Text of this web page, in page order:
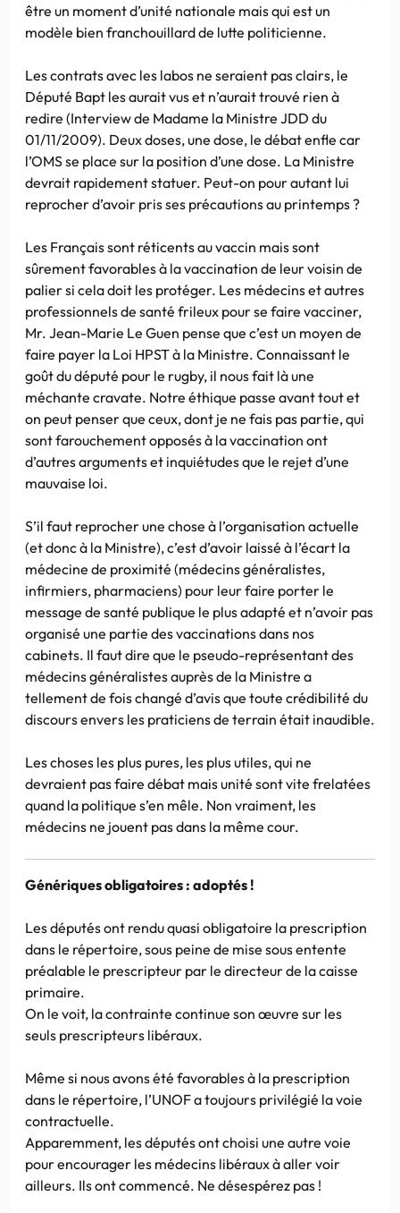
être un moment d’unité nationale mais qui est un
modèle bien franchouillard de lutte politicienne.
Les contrats avec les labos ne seraient pas clairs, le
Député Bapt les aurait vus et n’aurait trouvé rien à
redire (Interview de Madame la Ministre JDD du
01/11/2009). Deux doses, une dose, le débat enfle car
l’OMS se place sur la position d’une dose. La Ministre
devrait rapidement statuer. Peut-on pour autant lui
reprocher d’avoir pris ses précautions au printemps ?
Les Français sont réticents au vaccin mais sont
sûrement favorables à la vaccination de leur voisin de
palier si cela doit les protéger. Les médecins et autres
professionnels de santé frileux pour se faire vacciner,
Mr. Jean-Marie Le Guen pense que c’est un moyen de
faire payer la Loi HPST à la Ministre. Connaissant le
goût du député pour le rugby, il nous fait là une
méchante cravate. Notre éthique passe avant tout et
on peut penser que ceux, dont je ne fais pas partie, qui
sont farouchement opposés à la vaccination ont
d’autres arguments et inquiétudes que le rejet d’une
mauvaise loi.
S’il faut reprocher une chose à l’organisation actuelle
(et donc à la Ministre), c’est d’avoir laissé à l’écart la
médecine de proximité (médecins généralistes,
infirmiers, pharmaciens) pour leur faire porter le
message de santé publique le plus adapté et n’avoir pas
organisé une partie des vaccinations dans nos
cabinets. Il faut dire que le pseudo-représentant des
médecins généralistes auprès de la Ministre a
tellement de fois changé d’avis que toute crédibilité du
discours envers les praticiens de terrain était inaudible.
Les choses les plus pures, les plus utiles, qui ne
devraient pas faire débat mais unité sont vite frelatées
quand la politique s’en mêle. Non vraiment, les
médecins ne jouent pas dans la même cour.
Génériques obligatoires : adoptés !
Les députés ont rendu quasi obligatoire la prescription
dans le répertoire, sous peine de mise sous entente
préalable le prescripteur par le directeur de la caisse
primaire.
On le voit, la contrainte continue son œuvre sur les
seuls prescripteurs libéraux.
Même si nous avons été favorables à la prescription
dans le répertoire, l’UNOF a toujours privilégié la voie
contractuelle.
Apparemment, les députés ont choisi une autre voie
pour encourager les médecins libéraux à aller voir
ailleurs. Ils ont commencé. Ne désespérez pas !